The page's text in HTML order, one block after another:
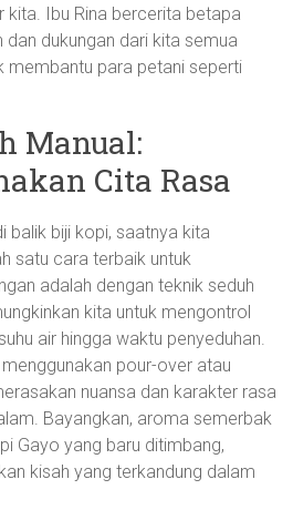
kita. Ibu Rina bercerita betapa
dan dukungan dari kita semua
membantu para petani seperti
Manual:
Cita Rasa
balik biji kopi, saatnya kita
satu cara terbaik untuk
adalah dengan teknik seduh
kita untuk mengontrol
air hingga waktu penyeduhan.
pour-over atau
nuansa dan karakter rasa
Bayangkan, aroma semerbak
Gayo yang baru ditimbang,
kisah yang terkandung dalam